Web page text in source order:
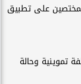
على تطبيق
تضبط 32 مخالفة تموينية وحالة